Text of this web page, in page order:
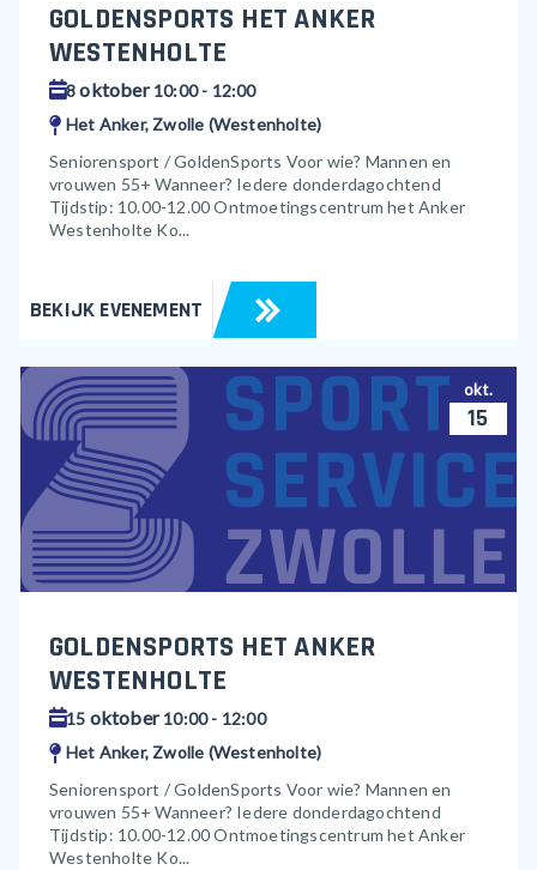
GOLDENSPORTS HET ANKER
WESTENHOLTE
8oktober10:00 - 12:00
Het Anker, Zwolle (Westenholte)
Seniorensport / GoldenSports Voor wie? Mannen en
vrouwen 55+ Wanneer? Iedere donderdagochtend
Tijdstip: 10.00-12.00 Ontmoetingscentrum het Anker
Westenholte Ko...
BEKIJK EVENEMENT
okt.
15
GOLDENSPORTS HET ANKER
WESTENHOLTE
15 oktober10:00 - 12:00
Het Anker, Zwolle (Westenholte)
Seniorensport / GoldenSports Voor wie? Mannen en
vrouwen 55+ Wanneer? Iedere donderdagochtend
Tijdstip: 10.00-12.00 Ontmoetingscentrum het Anker
Westenholte Ko...